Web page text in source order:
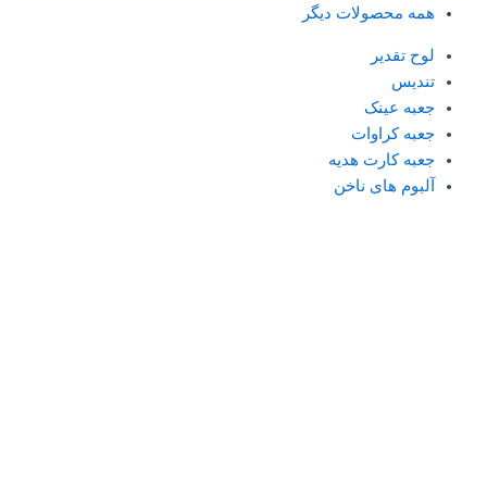
همه محصولات دیگر
لوح تقدیر
تندیس
جعبه عینک
جعبه کراوات
جعبه کارت هدیه
آلبوم های ناخن